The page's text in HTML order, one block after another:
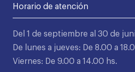
Horario de atención
Del 1 de septiembre al 30 de
De lunes a jueves: De 8.00 a
Viernes: De 9.00 a 14.00 hs.